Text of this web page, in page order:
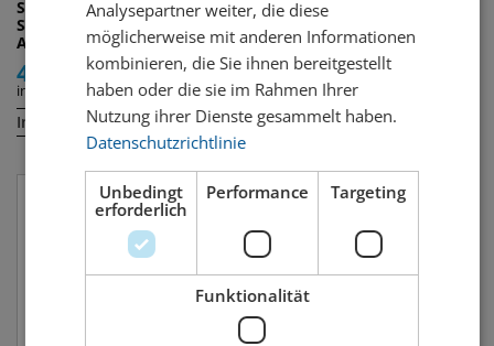
Stadtbrennerei &
Stadtkelter
Alpenkräuterbitter
40.00
inkl. MWST
Inhalt: 50 cl
Aperol
21.00
inkl. MWST
Inhalt:
Analysepartner weiter, die diese
möglicherweise mit anderen Informationen
kombinieren, die Sie ihnen bereitgestellt
haben oder die sie im Rahmen Ihrer
Nutzung ihrer Dienste gesammelt haben.
Datenschutzrichtlinie
Unbedingt
erforderlich
Performance Targeting
Funktionalität